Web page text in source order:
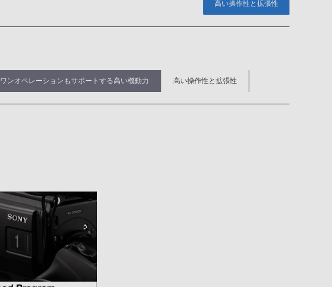
高い操作性と拡張性
ワンオペレーションもサポートする高い機動力 高い操作性と拡張性